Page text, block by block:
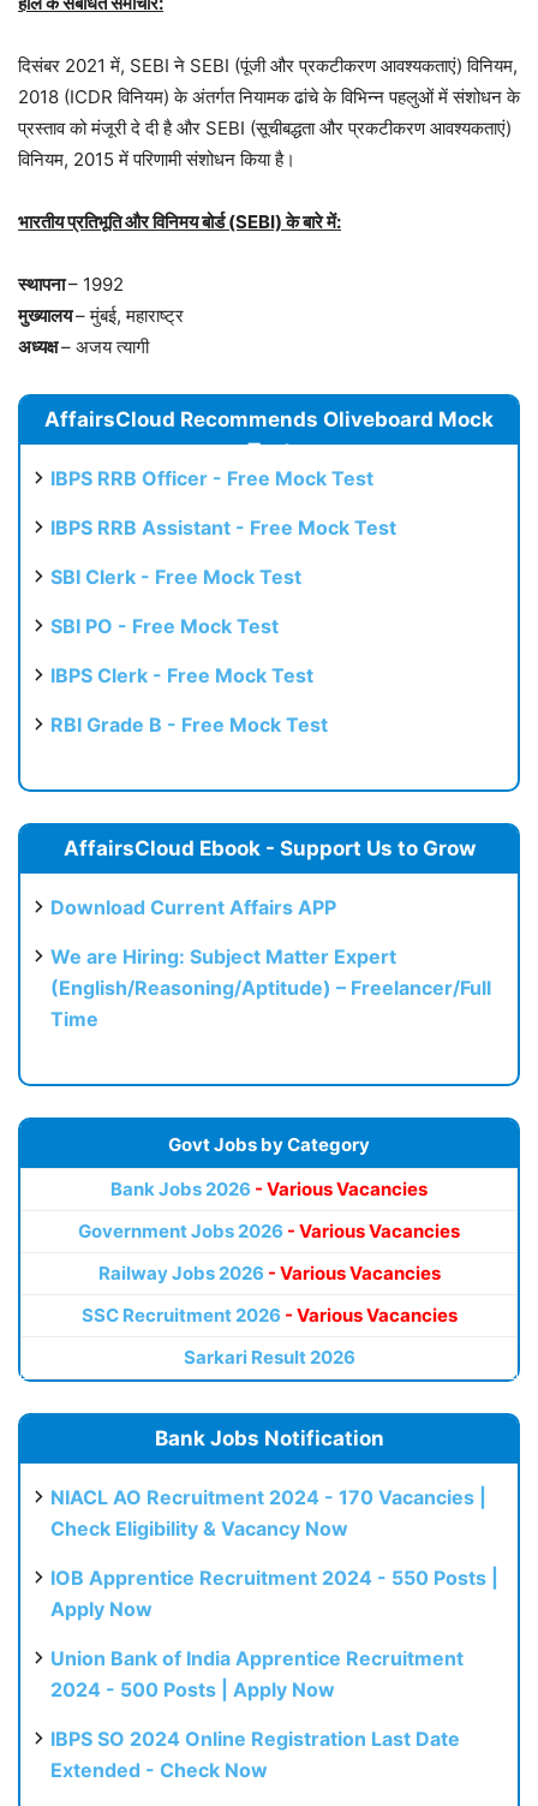
दिसंबर 2021 में, SEBI ने SEBI (पूंजी और प्रकटीकरण आवश्यकताएं) विनियम,
2018 (ICDR विनियम) के अंतर्गत नियामक ढांचे के विभिन्न पहलुओं में संशोधन के
प्रस्ताव को मंजूरी दे दी है और SEBI (सूचीबद्धता और प्रकटीकरण आवश्यकताएं)
विनियम, 2015 में परिणामी संशोधन किया है।
भारतीय प्रतिभूति और विनिमय बोर्ड (SEBI) के बारे में:
स्थापना– 1992
मुख्यालय– मुंबई, महाराष्ट्र
अध्यक्ष– अजय त्यागी
AffairsCloud Recommends Oliveboard Mock
Test
IBPS RRB Officer - Free Mock Test
IBPS RRB Assistant - Free Mock Test
SBI Clerk - Free Mock Test
SBI PO - Free Mock Test
IBPS Clerk - Free Mock Test
RBI Grade B - Free Mock Test
AffairsCloud Ebook - Support Us to Grow
Download Current Affairs APP
We are Hiring: Subject Matter Expert
(English/Reasoning/Aptitude) – Freelancer/Full
Time
Govt Jobs by Category
Bank Jobs 2026 - Various Vacancies
Government Jobs 2026 - Various Vacancies
Railway Jobs 2026 - Various Vacancies
SSC Recruitment 2026 - Various Vacancies
Sarkari Result 2026
Bank Jobs Notification
NIACL AO Recruitment 2024 - 170 Vacancies |
Check Eligibility & Vacancy Now
IOB Apprentice Recruitment 2024 - 550 Posts |
Apply Now
Union Bank of India Apprentice Recruitment
2024 - 500 Posts | Apply Now
IBPS SO 2024 Online Registration Last Date
Extended - Check Now